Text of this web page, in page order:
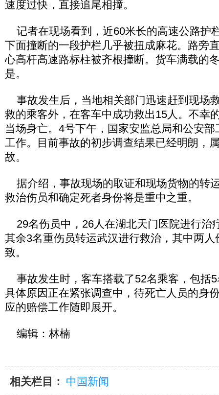
速度过快，直接追尾相撞。
记者在现场看到，近60米长的高速公路护
下面撞断的一段护栏几乎被扭成麻花。路旁
心高杆高速路标柱被齐根撞断。货车满载的
是。
事故发生后，当地相关部门迅速赶到现场
救的乘客外，在客车中成功救出15人。不幸
当场身亡。4号下午，国家安监总局和公安
工作。目前事故的初步调查结果已经明朗，
故。
据介绍，事故现场的取证和现场货物的转
救治伤员和确定死者身份将是重中之重。
29名伤员中，26人在湖北天门医院进行治
其余3名重伤员转运武汉进行救治，其中两
致。
事故发生时，客车搭载了52名乘客，包括
具体原因正在紧张调查中，待死亡人员的身
应的赔偿工作随即展开。
编辑：林楠
相关栏目： 中国新闻